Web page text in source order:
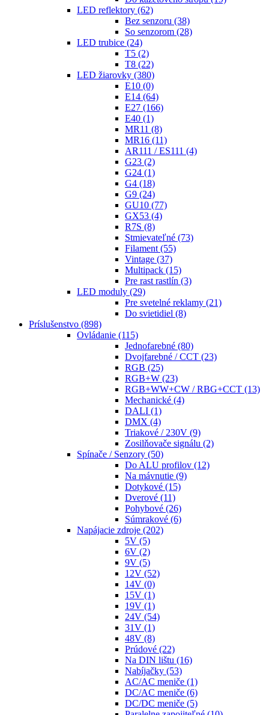
LED reflektory (62)
Bez senzoru (38)
So senzorom (28)
LED trubice (24)
T5 (2)
T8 (22)
LED žiarovky (380)
E10 (0)
E14 (64)
E27 (166)
E40 (1)
MR11 (8)
MR16 (11)
AR111 / ES111 (4)
G23 (2)
G24 (1)
G4 (18)
G9 (24)
GU10 (77)
GX53 (4)
R7S (8)
Stmievateľné (73)
Filament (55)
Vintage (37)
Multipack (15)
Pre rast rastlín (3)
LED moduly (29)
Pre svetelné reklamy (21)
Do svietidiel (8)
Príslušenstvo (898)
Ovládanie (115)
Jednofarebné (80)
Dvojfarebné / CCT (23)
RGB (25)
RGB+W (23)
RGB+WW+CW / RBG+CCT (13)
Mechanické (4)
DALI (1)
DMX (4)
Triakové / 230V (9)
Zosilňovače signálu (2)
Spínače / Senzory (50)
Do ALU profilov (12)
Na mávnutie (9)
Dotykové (15)
Dverové (11)
Pohybové (26)
Súmrakové (6)
Napájacie zdroje (202)
5V (5)
6V (2)
9V (5)
12V (52)
14V (0)
15V (1)
19V (1)
24V (54)
31V (1)
48V (8)
Prúdové (22)
Na DIN lištu (16)
Nabíjačky (53)
AC/AC meniče (1)
DC/AC meniče (6)
DC/DC meniče (5)